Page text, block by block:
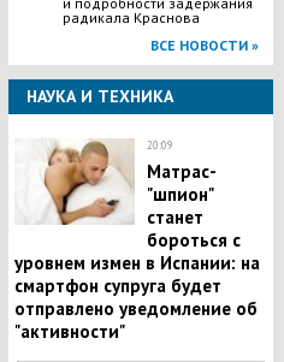
радикала Краснова
ВСЕ НОВОСТИ »
НАУКА И ТЕХНИКА
20:09
Матрас-
"шпион"
станет
бороться с
уровнем измен в Испании: на
смартфон супруга будет
отправлено уведомление об
"активности"